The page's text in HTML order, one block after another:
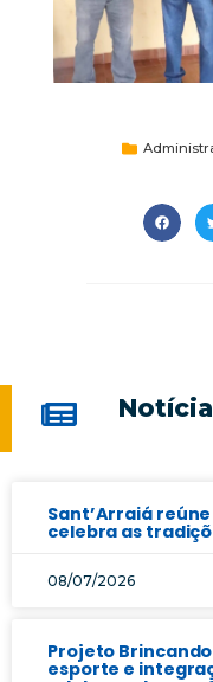
Sant’Arraiá
celebra as
08/07/2026
Projeto
esporte e